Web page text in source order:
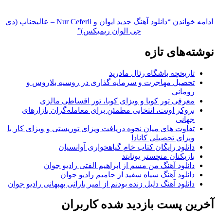
ادامه خواندن
“دانلود آهنگ جدید ایوان و Nur Ceferli – عالیجناب (دی
جی الوان ریمیکس)”
نوشته‌های تازه
تاریخچه باشگاه رئال مادرید
تحصیل مهاجرت و سرمایه گذاری در روسیه بلاروس و
رومانی
معرفی تور کوبا و ویزای کوبا، تور اقساطی مالزی
بروکر اوتت، انتخابی مطمئن برای معامله‌گران بازارهای
جهانی
تفاوت های میان نحوه دریافت ویزای توریستی و ویزای کار با
ویزای تحصیلی کانادا
دانلود رایگان کتاب خام گیاهخواری آوانسیان
بازیکنان منچستر یونایتد
دانلود آهنگ من مسم از ابراهیم الفتی رادیو جوان
دانلود آهنگ سیاه سفید از حامیم رادیو جوان
دانلود آهنگ دلیل زنده بودنم از امیر بارانی بهبهانی رادیو جوان
آخرین پست بازدید شده کاربران